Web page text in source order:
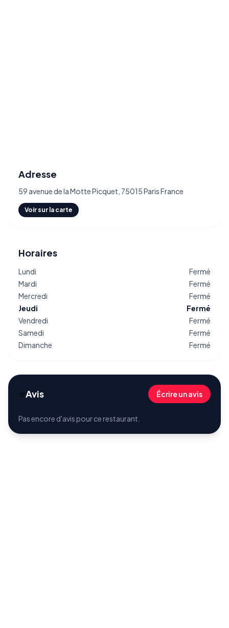
Adresse
59 avenue de la Motte Picquet, 75015 Paris France
Voir sur la carte
Horaires
Lundi
Fermé
Mardi
Fermé
Mercredi
Fermé
Jeudi
Fermé
Vendredi
Fermé
Samedi
Fermé
Dimanche
Fermé
⭐Avis Écrire un avis
Pas encore d'avis pour ce restaurant.